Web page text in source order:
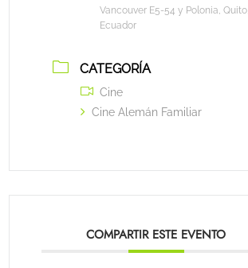
Vancouver E5-54 y Polonia, Quito,
Ecuador
CATEGORÍA
Cine
Cine Alemán Familiar
COMPARTIR ESTE EVENTO